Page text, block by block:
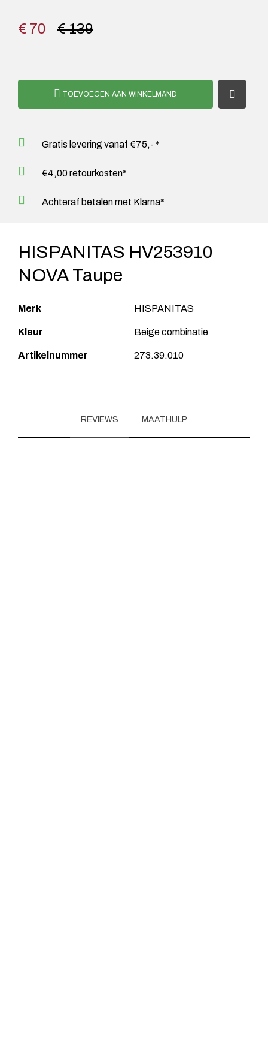
€ 139
€ 70
TOEVOEGEN AAN WINKELMAND
Gratis levering vanaf €75,- *
€4,00 retourkosten*
Achteraf betalen met Klarna*
HISPANITAS HV253910
NOVA Taupe
Merk HISPANITAS
Kleur Beige combinatie
Artikelnummer 273.39.010
REVIEWS MAATHULP